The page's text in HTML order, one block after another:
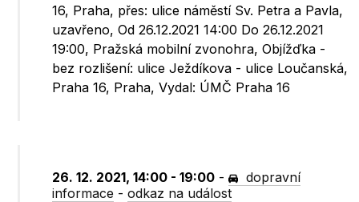
16, Praha, přes: ulice náměstí Sv. Petra a Pavla,
uzavřeno, Od 26.12.2021 14:00 Do 26.12.2021
19:00, Pražská mobilní zvonohra, Objížďka -
bez rozlišení: ulice Ježdíkova - ulice Loučanská,
Praha 16, Praha, Vydal: ÚMČ Praha 16
26. 12. 2021, 14:00 - 19:00 -
dopravní
informace -odkaz na událost